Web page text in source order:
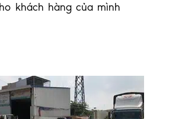
khách hàng của mình